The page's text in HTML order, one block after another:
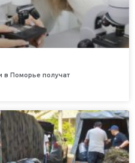
в Поморье получат